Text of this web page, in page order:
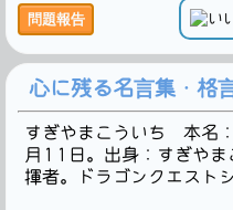
問題報告
心に残る名言集・格
すぎやまこういち 本
月11日。出身：すぎや
揮者。ドラゴンクエスト